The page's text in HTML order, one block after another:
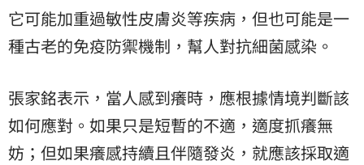
它可能加重過敏性皮膚炎等疾病，但也可能是一
種古老的免疫防禦機制，幫人對抗細菌感染。
張家銘表示，當人感到癢時，應根據情境判斷該
如何應對。如果只是短暫的不適，適度抓癢無
妨；但如果癢感持續且伴隨發炎，就應該採取適